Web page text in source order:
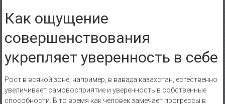
Как ощущение
совершенствования
укрепляет уверенность в себе
Рост в всякой зоне, например, в вавада казахстан, естественно
увеличивает самовосприятие и уверенность в собственные
способности. В то время как человек замечает прогрессы в